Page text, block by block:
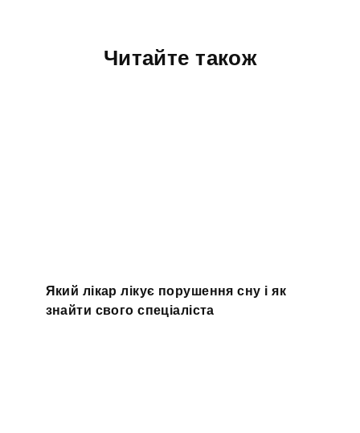
Читайте також
Який лікар лікує порушення сну і як
знайти свого спеціаліста